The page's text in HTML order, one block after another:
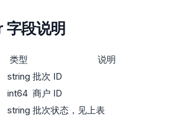
段说明
类型 说明
string 批次 ID
int64 商户 ID
string 批次状态，见上表